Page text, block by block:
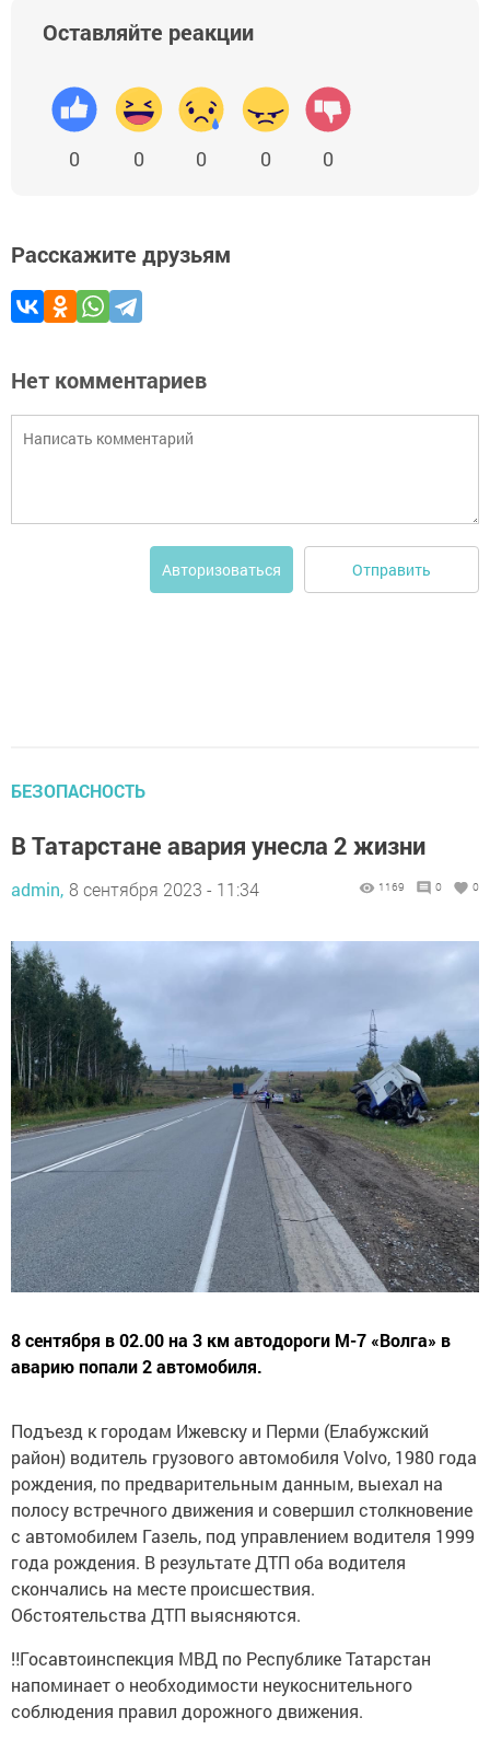
Оставляйте реакции
0 0 0 0 0
Расскажите друзьям
Нет комментариев
Авторизоваться Отправить
БЕЗОПАСНОСТЬ
В Татарстане авария унесла 2 жизни
admin, 8 сентября 2023 - 11:34 1169 0 0
8 сентября в 02.00 на 3 км автодороги М-7 «Волга» в
аварию попали 2 автомобиля.
Подъезд к городам Ижевску и Перми (Елабужский
район) водитель грузового автомобиля Volvo, 1980 года
рождения, по предварительным данным, выехал на
полосу встречного движения и совершил столкновение
с автомобилем Газель, под управлением водителя 1999
года рождения. В результате ДТП оба водителя
скончались на месте происшествия.
Обстоятельства ДТП выясняются.
‼️Госавтоинспекция МВД по Республике Татарстан
напоминает о необходимости неукоснительного
соблюдения правил дорожного движения.